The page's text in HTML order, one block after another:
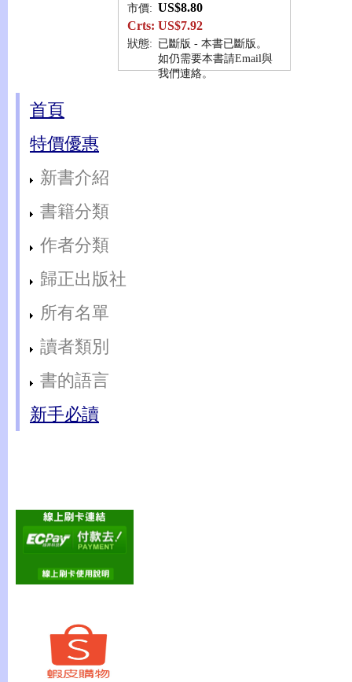
市價: US$8.80
Crts: US$7.92
狀態: 已斷版 - 本書已斷版。
如仍需要本書請Email與
我們連絡。
首頁
特價優惠
新書介紹
書籍分類
作者分類
歸正出版社
所有名單
讀者類別
書的語言
新手必讀